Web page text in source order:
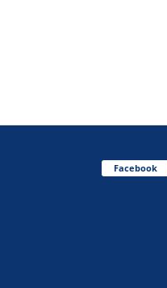
Facebook